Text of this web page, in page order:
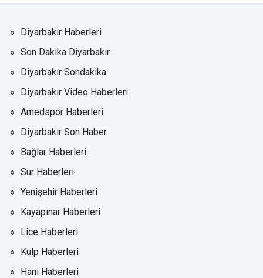
Diyarbakır Haberleri
Son Dakika Diyarbakır
Diyarbakır Sondakika
Diyarbakır Video Haberleri
Amedspor Haberleri
Diyarbakır Son Haber
Bağlar Haberleri
Sur Haberleri
Yenişehir Haberleri
Kayapınar Haberleri
Lice Haberleri
Kulp Haberleri
Hani Haberleri